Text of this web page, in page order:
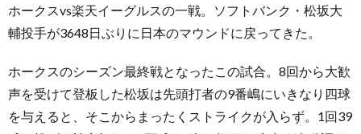
わ
せ
ホークスvs楽天イーグルスの一戦。ソフトバンク・松坂大
輔投手が3648日ぶりに日本のマウンドに戻ってきた。
ホークスのシーズン最終戦となったこの試合。8回から大歓
声を受けて登板した松坂は先頭打者の9番嶋にいきなり四球
を与えると、そこからまったくストライクが入らず。1回39